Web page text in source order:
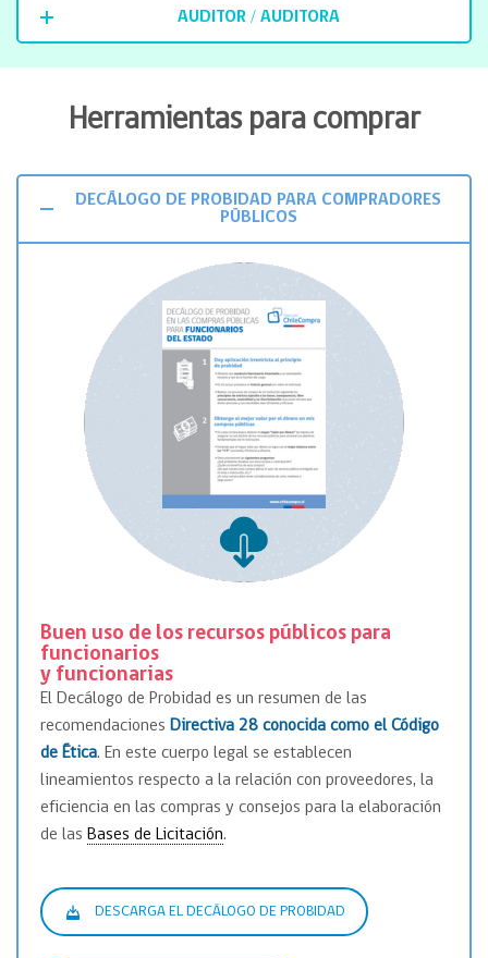
AUDITOR / AUDITORA
Herramientas para comprar
DECÁLOGO DE PROBIDAD PARA COMPRADORES
PÚBLICOS
Buen uso de los recursos públicos para
funcionarios
y funcionarias
El Decálogo de Probidad es un resumen de las
recomendaciones Directiva 28 conocida como el Código
de Ética. En este cuerpo legal se establecen
lineamientos respecto a la relación con proveedores, la
eficiencia en las compras y consejos para la elaboración
de las Bases de Licitación.
DESCARGA EL DECÁLOGO DE PROBIDAD